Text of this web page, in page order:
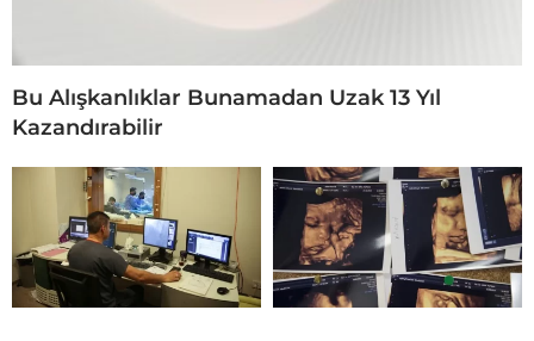
Bu Alışkanlıklar Bunamadan Uzak 13 Yıl
Kazandırabilir